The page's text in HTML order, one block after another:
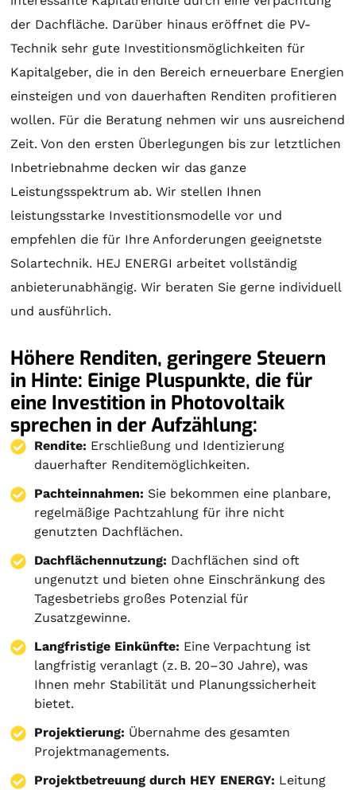
der Dachfläche. Darüber hinaus eröffnet die PV-
Technik sehr gute Investitionsmöglichkeiten für
Kapitalgeber, die in den Bereich erneuerbare Energien
einsteigen und von dauerhaften Renditen profitieren
wollen. Für die Beratung nehmen wir uns ausreichend
Zeit. Von den ersten Überlegungen bis zur letztlichen
Inbetriebnahme decken wir das ganze
Leistungsspektrum ab. Wir stellen Ihnen
leistungsstarke Investitionsmodelle vor und
empfehlen die für Ihre Anforderungen geeignetste
Solartechnik. HEJ ENERGI arbeitet vollständig
anbieterunabhängig. Wir beraten Sie gerne individuell
und ausführlich.
Höhere Renditen, geringere Steuern
in Hinte: Einige Pluspunkte, die für
eine Investition in Photovoltaik
sprechen in der Aufzählung:
Rendite: Erschließung und Identizierung
dauerhafter Renditemöglichkeiten.
Pachteinnahmen: Sie bekommen eine planbare,
regelmäßige Pachtzahlung für ihre nicht
genutzten Dachflächen.
Dachflächennutzung: Dachflächen sind oft
ungenutzt und bieten ohne Einschränkung des
Tagesbetriebs großes Potenzial für
Zusatzgewinne.
Langfristige Einkünfte: Eine Verpachtung ist
langfristig veranlagt (z. B. 20–30 Jahre), was
Ihnen mehr Stabilität und Planungssicherheit
bietet.
Projektierung: Übernahme des gesamten
Projektmanagements.
Projektbetreuung durch HEY ENERGY: Leitung